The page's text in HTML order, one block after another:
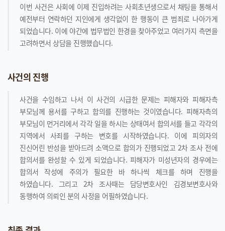
이번 사건은 사회에 이제 진입하려는 사회초년생으로서 채팅을 통해서
예전부터 연락하던 지인에게 생각없이 한 행동이 큰 범죄로 나아가게
되었습니다. 이에 야간에 법무법인 한경을 찾아주었고 여러가지 측면을
고려하면서 상담을 진행했습니다.
사건의 진행
사건을 수임하고 나서 이 사건의 시급한 문제는 피해자와 피해자측
부모님께 용서를 구하고 합의를 진행하는 것이였습니다. 피해자측의
부모님이 먼거리에서 각각 일을 하시는 상태여서 합의서를 들고 각각의
지역에서 사죄를 구하는 변호를 시작하였습니다. 이에 피의자의
진신어린 반성을 받아드려 소액으로 합의가 진행되었고 2차 조사 전에
합의서를 완성할 수 있게 되었습니다. 피해자가 미성년자의 경우에는
합의서 작성에 주의가 필요한 바 하나씩 체크를 하며 진행을
하였습니다. 그리고 2차 조사때는 담당변호사인 김경보변호사와
동행하여 의뢰인 분의 사정을 어필하였습니다.